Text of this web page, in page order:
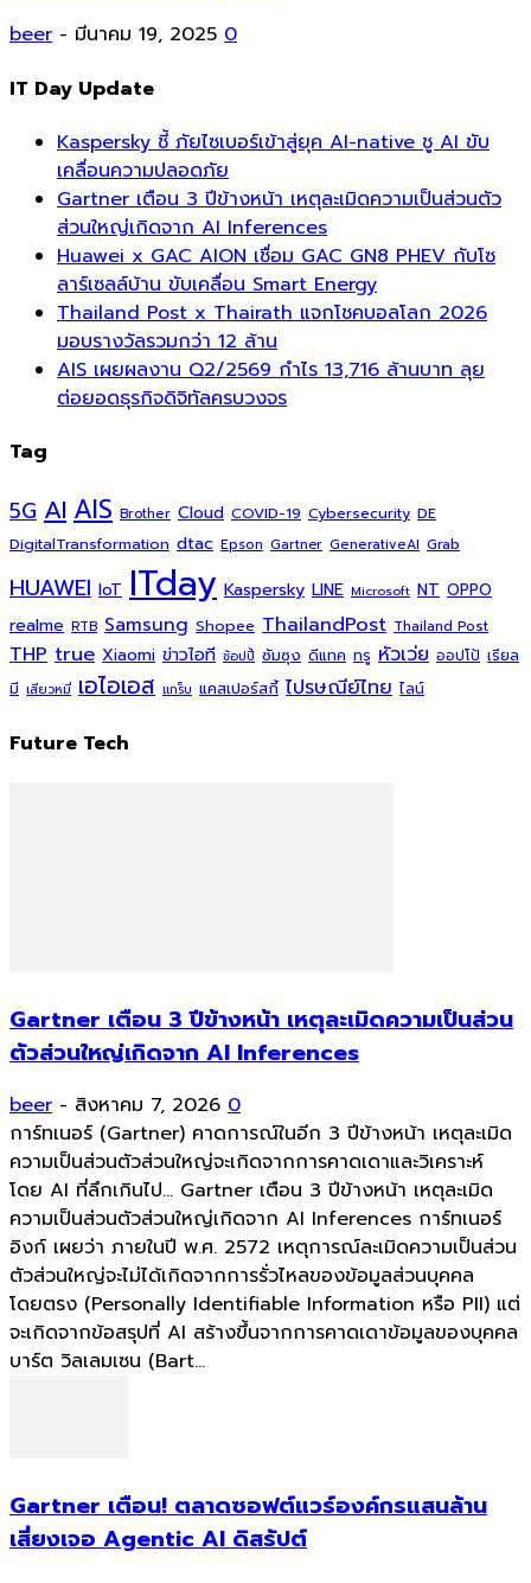
beer - มีนาคม 19, 2025 0
IT Day Update
Kaspersky ชี้ ภัยไซเบอร์เข้าสู่ยุค AI-native ชู AI ขับ
เคลื่อนความปลอดภัย
Gartner เตือน 3 ปีข้างหน้า เหตุละเมิดความเป็นส่วนตัว
ส่วนใหญ่เกิดจาก AI Inferences
Huawei x GAC AION เชื่อม GAC GN8 PHEV กับโซ
ลาร์เซลล์บ้าน ขับเคลื่อน Smart Energy
Thailand Post x Thairath แจกโชคบอลโลก 2026
มอบรางวัลรวมกว่า 12 ล้าน
AIS เผยผลงาน Q2/2569 กำไร 13,716 ล้านบาท ลุย
ต่อยอดธุรกิจดิจิทัลครบวงจร
Tag
5G AI AIS Brother Cloud COVID-19 Cybersecurity DE
DigitalTransformation dtac Epson Gartner GenerativeAI Grab
HUAWEI IoT ITday Kaspersky LINE Microsoft NT OPPO
realme RTB Samsung Shopee ThailandPost Thailand Post
THP true Xiaomi ข่าวไอที ช้อปปี้ ซัมซุง ดีแทค ทรู หัวเว่ย ออปโป้ เรียล
มี เสียวหมี่ เอไอเอส แกร็บ แคสเปอร์สกี้ ไปรษณีย์ไทย ไลน์
Future Tech
Gartner เตือน 3 ปีข้างหน้า เหตุละเมิดความเป็นส่วน
ตัวส่วนใหญ่เกิดจาก AI Inferences
beer - สิงหาคม 7, 2026 0
การ์ทเนอร์ (Gartner) คาดการณ์ในอีก 3 ปีข้างหน้า เหตุละเมิด
ความเป็นส่วนตัวส่วนใหญ่จะเกิดจากการคาดเดาและวิเคราะห์
โดย AI ที่ลึกเกินไป... Gartner เตือน 3 ปีข้างหน้า เหตุละเมิด
ความเป็นส่วนตัวส่วนใหญ่เกิดจาก AI Inferences การ์ทเนอร์
อิงก์ เผยว่า ภายในปี พ.ศ. 2572 เหตุการณ์ละเมิดความเป็นส่วน
ตัวส่วนใหญ่จะไม่ได้เกิดจากการรั่วไหลของข้อมูลส่วนบุคคล
โดยตรง (Personally Identifiable Information หรือ PII) แต่
จะเกิดจากข้อสรุปที่ AI สร้างขึ้นจากการคาดเดาข้อมูลของบุคคล
บาร์ต วิลเลมเซน (Bart...
Gartner เตือน! ตลาดซอฟต์แวร์องค์กรแสนล้าน
เสี่ยงเจอ Agentic AI ดิสรัปต์